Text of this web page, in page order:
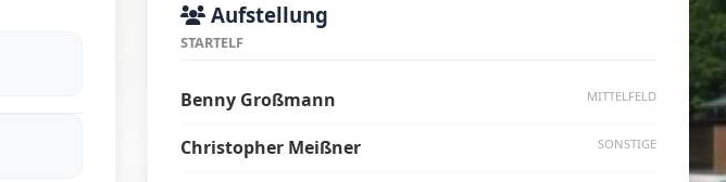
Aufstellung
STARTELF
Benny Großmann MITTELFELD
Christopher Meißner SONSTIGE